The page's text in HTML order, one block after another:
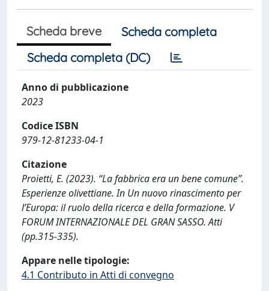
Scheda breve
Scheda completa
Scheda completa (DC)
Anno di pubblicazione
2023
Codice ISBN
979-12-81233-04-1
Citazione
Proietti, E. (2023). “La fabbrica era un bene comune”.
Esperienze olivettiane. In Un nuovo rinascimento per
l’Europa: il ruolo della ricerca e della formazione. V
FORUM INTERNAZIONALE DEL GRAN SASSO. Atti
(pp.315-335).
Appare nelle tipologie:
4.1 Contributo in Atti di convegno